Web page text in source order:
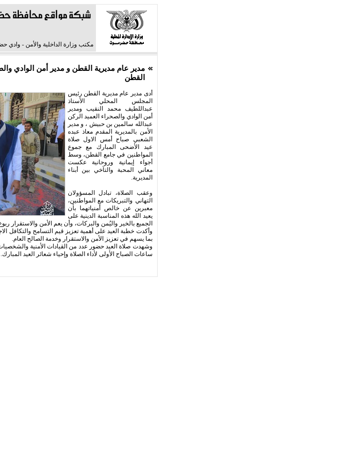
مكتب وزارة الداخلية والأمن - وادي
مدير عام مديرية القطن و مدير أمن الوادي
القطن
أدى مدير عام مديرية القطن رئيس
المجلس المحلي الأستاذ
عبداللطيف محمد النقيب ومدير
أمن الوادي والصحراء العميد الركن
عبدالله سالمين بن حبيش ، و مدير
الأمن بالمديرية المقدم معاذ عبده
الشعبي صباح أمس الاول صلاة
عيد الأضحى المبارك مع جموع
المواطنين في جامع القطن، وسط
أجواء إيمانية وروحانية عكست
معاني المحبة والتآخي بين أبناء
المديرية.
وعقب الصلاة، تبادل المسؤولان
التهاني والتبريكات مع المواطنين،
معبرين عن خالص أمنياتهما بأن
يعيد الله هذه المناسبة الدينية على
الجميع بالخير واليُمن والبركات، وأن يعم الأمن والاستقرار
وأكدت خطبة العيد على أهمية تعزيز قيم التسامح والتكافل
بما يسهم في تعزيز الأمن والاستقرار وخدمة الصالح العام.
وشهدت صلاة العيد حضور عدد من القيادات الأمنية
ساعات الصباح الأولى لأداء الصلاة وإحياء شعائر العيد المبارك.